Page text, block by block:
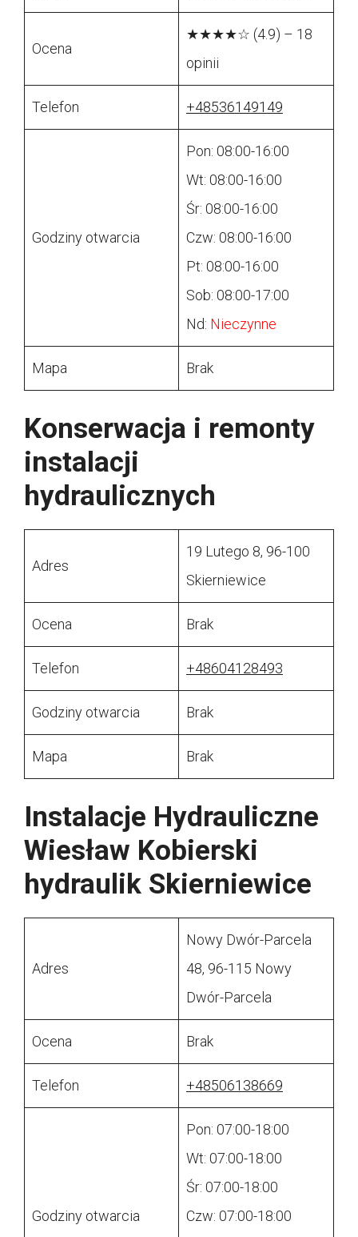
Ocena
★★★★☆ (4.9) – 18
opinii
Telefon +48536149149
Godziny otwarcia
Pon: 08:00-16:00
Wt: 08:00-16:00
Śr: 08:00-16:00
Czw: 08:00-16:00
Pt: 08:00-16:00
Sob: 08:00-17:00
Nd: Nieczynne
Mapa Brak
Konserwacja i remonty
instalacji
hydraulicznych
Adres
19 Lutego 8, 96-100
Skierniewice
Ocena Brak
Telefon +48604128493
Godziny otwarcia Brak
Mapa Brak
Instalacje Hydrauliczne
Wiesław Kobierski
hydraulik Skierniewice
Adres
Nowy Dwór-Parcela
48, 96-115 Nowy
Dwór-Parcela
Ocena Brak
Telefon +48506138669
Godziny otwarcia
Pon: 07:00-18:00
Wt: 07:00-18:00
Śr: 07:00-18:00
Czw: 07:00-18:00